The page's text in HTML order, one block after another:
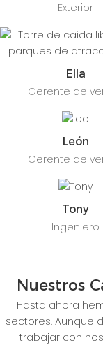
Exterior
Ella
Gerente de
León
Gerente de
Tony
Ingeniero
Nuestros
Hasta ahora
sectores. Aunque
trabajar con